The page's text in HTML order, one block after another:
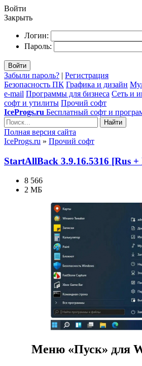
Войти
Закрыть
Логин:
Пароль:
Войти
Забыли пароль? | Регистрация
Безопасность ПК Графика и дизайн
e-mail Программы для бизнеса Сеть и
софт и утилиты Прочий софт
IceProgs.ru Бесплатный софт и
Найти
Полная версия сайта
IceProgs.ru » Прочий софт
StartAllBack 3.9.16.5316 [Rus +
8 566
2 МБ
Меню «Пуск» для